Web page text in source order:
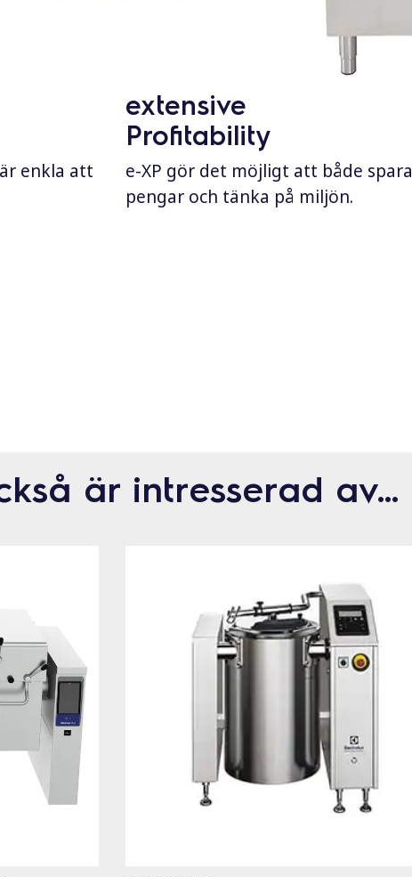
enkla att
extensive
Profitability
e-XP gör det möjligt att både spara
pengar och tänka på miljön.
är intresserad av…